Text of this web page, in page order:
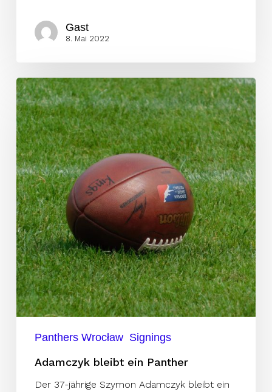
Gast
8. Mai 2022
Adamczyk
bleibt
ein
Panther
Panthers Wrocław Signings
Adamczyk bleibt ein Panther
Der 37-jährige Szymon Adamczyk bleibt ein